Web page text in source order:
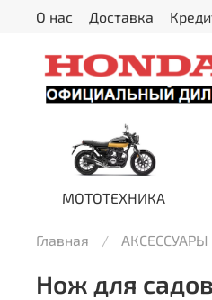
О нас Доставка
МОТОТЕХНИКА
Главная
Нож для